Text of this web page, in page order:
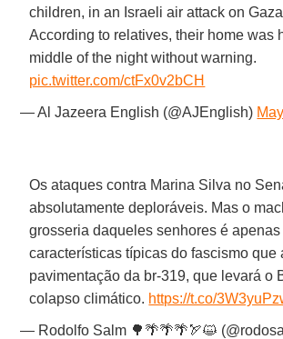
children, in an Israeli air attack on
According to relatives, their home was
middle of the night without warning.
pic.twitter.com/ctFx0v2bCH
— Al Jazeera English (@AJEnglish)
Os ataques contra Marina Silva no
absolutamente deploráveis. Mas o
grosseria daqueles senhores é
características típicas do fascismo que
pavimentação da br-319, que levará o
colapso climático. https://t.co/
— Rodolfo Salm 🌳🌴🌴🌴🏹😺